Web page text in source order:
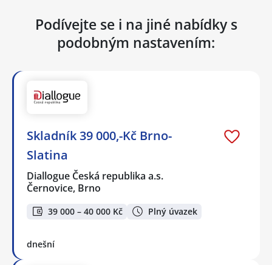
Podívejte se i na jiné nabídky s
podobným nastavením:
Skladník 39 000,-Kč Brno-
Slatina
Diallogue Česká republika a.s.
Černovice, Brno
39 000 – 40 000 Kč Plný úvazek
dnešní